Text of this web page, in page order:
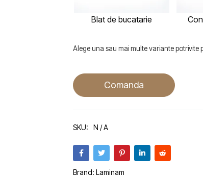
Blat de bucatarie
Alege una sau mai multe variante potrivite
Comanda
SKU: N / A
Brand:Laminam